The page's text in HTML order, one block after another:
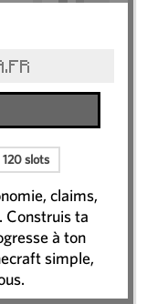
120 slots
claims,
Construis ta
à ton
simple,